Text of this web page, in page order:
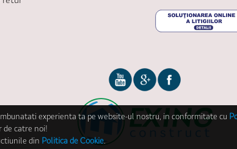
experienta ta pe website-ul nostru, in conformitate cu
de catre noi!
din Politica de Cookie.